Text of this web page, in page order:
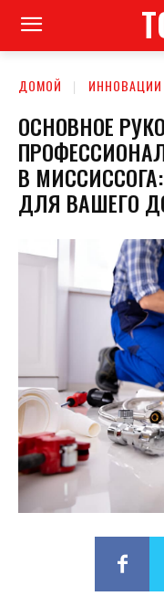
ДОМОЙ ИННОВАЦИИ
ОСНОВНОЕ
В
ДЛЯ ВАШЕГО